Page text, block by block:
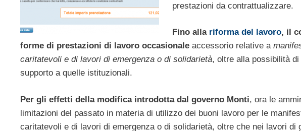
prestazioni da contrattualizzare.
Fino alla riforma del lavoro, il
forme di prestazioni di lavoro occasionale accessorio relative a
caritatevoli e di lavori di emergenza o di solidarietà, oltre alla possibilità
supporto a quelle istituzionali.
Per gli effetti della modifica introdotta dal governo Monti, ora le
limitazioni del passato in materia di utilizzo dei buoni lavoro per le
caritatevoli e di lavori di emergenza o di solidarietà, oltre che nei lavori di